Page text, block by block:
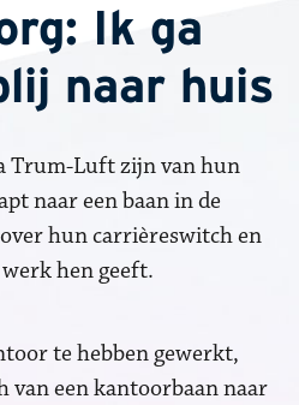
Ik ga
naar huis
Trum-Luft zijn van hun
naar een baan in de
hun carrièreswitch en
hen geeft.
te hebben gewerkt,
van een kantoorbaan naar